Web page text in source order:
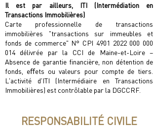
Il est par ailleurs, ITI (Intermédiation en
Transactions Immobilières)
Carte professionnelle de transactions
immobilières "transactions sur immeubles et
fonds de commerce" N° CPI 4901 2022 000 000
014délivrée par la CCI de Maine-et-Loire –
Absence de garantie ﬁnancière, non détention de
fonds, eﬀets ou valeurs pour compte de tiers.
L'activité d'ITI (Intermédiaire en Transactions
Immobilières) est contrôlable par la DGCCRF.
RESPONSABILITÉ CIVILE